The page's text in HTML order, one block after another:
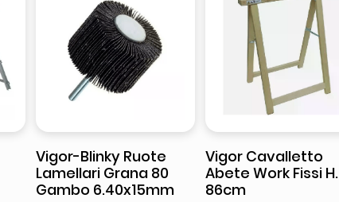
Vigor-Blinky Ruote
Lamellari Grana 80
Gambo 6.40x15mm
Vigor Cavalletto
Abete Work Fissi H.
86cm